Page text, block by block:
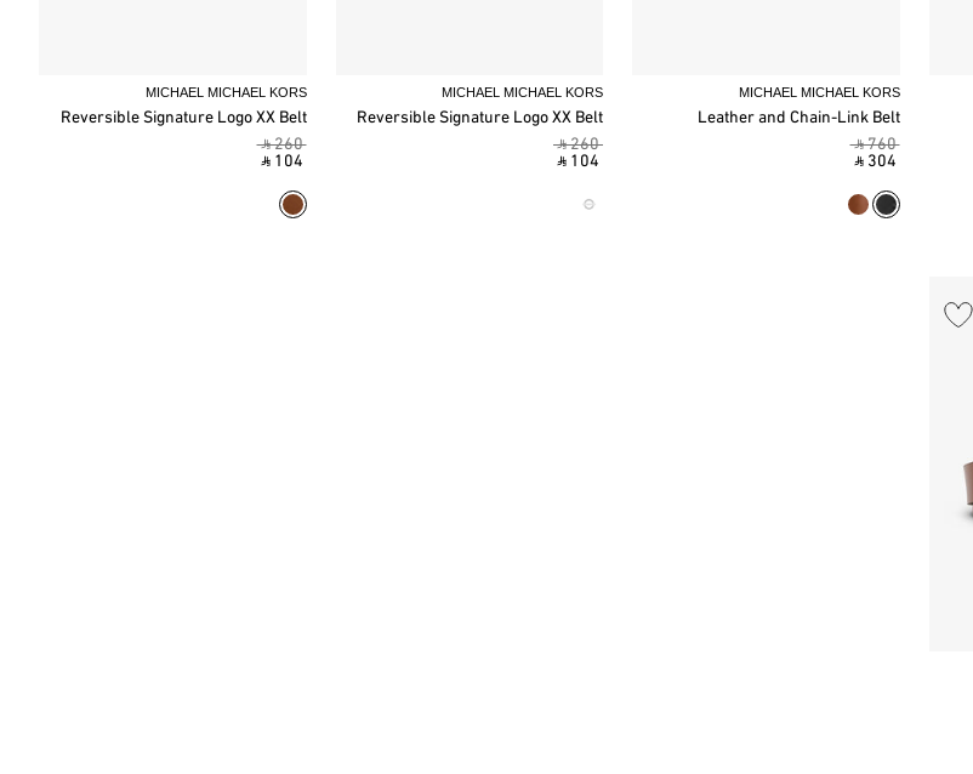
MICHAEL MICHAEL KORS
Leather and Chain-Link Belt
‎ ⃁ 760 ‎
‎ ⃁ 304 ‎
MICHAEL MICHAEL KORS
Reversible Signature Logo XX Belt
‎ ⃁ 260 ‎
‎ ⃁ 104 ‎
MICHAEL MICHAEL KORS
Reversible Signature Logo XX Belt
‎ ⃁ 260 ‎
‎ ⃁ 104 ‎